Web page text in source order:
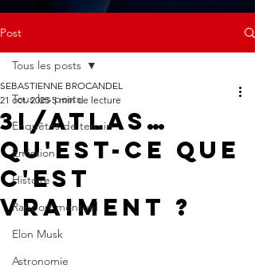
Post
Tous les posts
Enquêtes de terrain
Emission
Histoire
Rapport mensuel
Elon Musk
Astronomie
Tous les posts
3i/ATLAS…
Qu'est-ce que
c'est
VRAIMENT ?
SEBASTIENNE BROCANDEL
21 oct. 2025 5 min de lecture